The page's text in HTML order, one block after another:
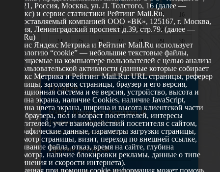
3
4 5 6 7 8
9
10
11 12 13 14 15
16
17
18 19 20 21 22
23
24
25 26 27 28 29
30
31
О сайте
629802 г. Ноябрьск, ул. Республики, 49
Телефон: +7 (3496) 35-37-49
E-mail: udsm@noyabrsk.yanao.ru
Другие ресурсы
119021, Россия, Москва, ул. Л. Толстого, 16 (далее —
Яндекс) и сервис статистики Рейтинг Mail.Ru,
предоставляемый компанией ООО «ВК», 125167, г. Москва,
Россия, Ленинградский проспект д.39, стр.79. (далее —
Mail.Ru)
Сервис Яндекс Метрика и Рейтинг Mail.Ru использует
технологию “cookie” — небольшие текстовые файлы,
размещаемые на компьютере пользователей с целью анализа
их пользовательской активности (данные которые собирает
Яндекс Метрика и Рейтинг Mail.Ru: URL страницы, реферер
страницы, заголовок страницы, браузер и его версия,
операционная система и ее версия, устройство, высота и
ширина экрана, наличие Cookies, наличие JavaScript,
глубина цвета экрана, ширина и высота клиентской части
окна браузера, пол и возраст посетителей, интересы
посетителей, учет взаимодействий посетителя с сайтом,
географические данные, параметры загрузки страницы,
просмотр страницы, визит, переход по внешней ссылке,
cкачивание файла, отказ, время на сайте, глубина
просмотра, наличие блокировки рекламы, данные о типе
соединения и скорости интернета).
Собранная при помощи cookie информация может помочь